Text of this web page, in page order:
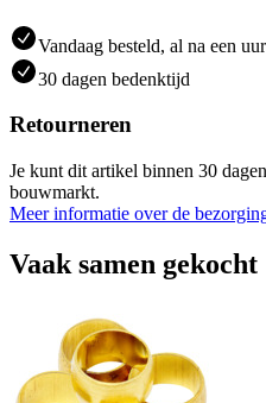
Vandaag besteld, al na een
30 dagen bedenktijd
Retourneren
Je kunt dit artikel binnen 30
bouwmarkt.
Meer informatie over de
Vaak samen gekocht